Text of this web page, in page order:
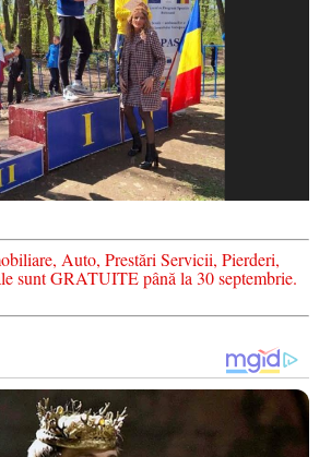
Auto, Prestări Servicii, Pierderi,
sunt GRATUITE până la 30 septembrie.